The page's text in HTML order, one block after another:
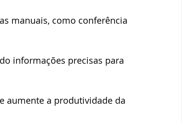
manuais, como conferência
informações precisas para
aumente a produtividade da